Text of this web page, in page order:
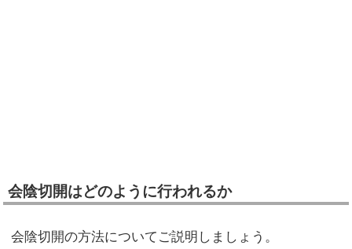
会陰切開はどのように行われるか
会陰切開の方法についてご説明しましょう。